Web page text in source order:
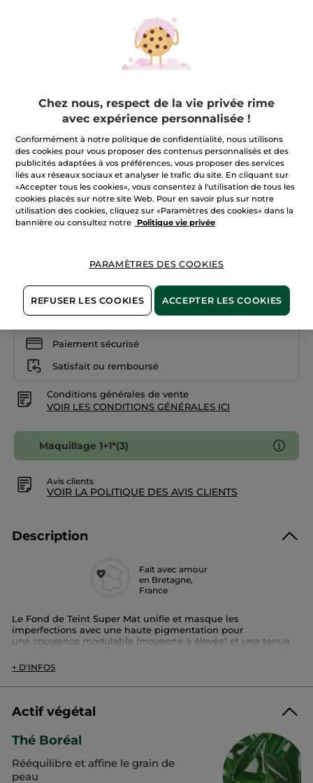
Fond de teint matifiant réducteur de
pores
3.4
★★★★★
★★★★★
3.4
5
étoiles.
Lire
les
avis
sur
de
teint
matifiant
(143)AJOUTER UN AVIS
22,90 €
Brun 600
Quantité
AJOUTER AU PANIER
Paiement sécurisé
Satisfait ou remboursé
Conditions générales de vente
VOIR LES CONDITIONS GÉNÉRALES ICI
Maquillage 1+1*(3)
Avis clients
VOIR LA POLITIQUE DES AVIS CLIENTS
Description
Fait avec amour
en Bretagne,
France
Le Fond de Teint Super Mat unifie et masque les
imperfections avec une haute pigmentation pour
une couvrance modulable (moyenne à élevée) et une tenue
La peau est matifiée grâce à la poudre de thé Boréal et
rééquilibrée : jour après jour, les zones de brillances sont
atténuées. Sur la peau la texture crémeuse et fluide fusionne
formule composée à 86% de base soin.
- Tenue 16h*
- Non comédogène, non occlusif.
- Extrait végétal de poudre de Thé Boréal 100%
+ D'INFOS
Actif végétal
Thé Boréal
Rééquilibre et affine le grain de
peau
Chez nous, respect de la vie privée rime
avec expérience personnalisée !
Conformément à notre politique de confidentialité, nous utilisons
des cookies pour vous proposer des contenus personnalisés et des
publicités adaptées à vos préférences, vous proposer des services
liés aux réseaux sociaux et analyser le trafic du site. En cliquant sur
«Accepter tous les cookies», vous consentez à l'utilisation de tous les
cookies placés sur notre site Web. Pour en savoir plus sur notre
utilisation des cookies, cliquez sur «Paramètres des cookies» dans la
bannière ou consultez notre
Politique vie privée
PARAMÈTRES DES COOKIES
REFUSER LES COOKIES ACCEPTER LES COOKIES